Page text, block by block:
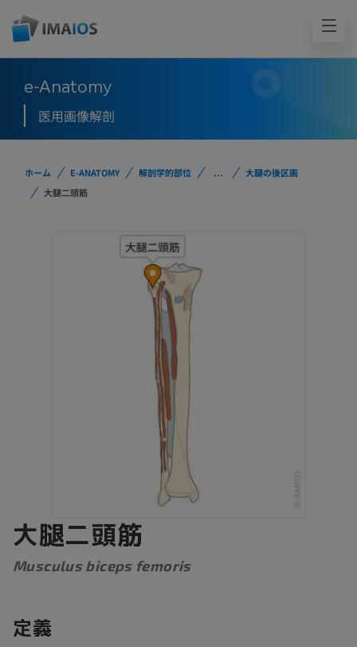
e-Anatomy
医用画像解剖
ホーム E-ANATOMY 解剖学的部位 ...
大腿の後区画
大腿二頭筋
大腿二頭筋
Musculus biceps femoris
定義